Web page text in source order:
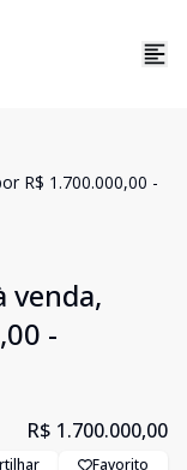
R$ 1.700.000,00 -
venda,
-
R$ 1.700.000,00
Favorito